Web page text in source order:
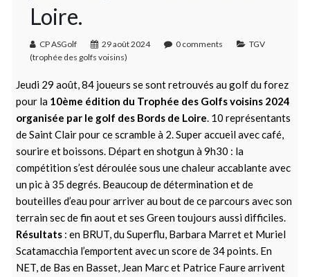
Loire.
CP ASGolf 29 août 2024 0 comments
TGV
(trophée des golfs voisins)
Jeudi 29 août, 84 joueurs se sont retrouvés au golf du forez
pour la10ème édition du Trophée des Golfs voisins 2024
organisée par le golf des Bords de Loire. 10 représentants
de Saint Clair pour ce scramble à 2. Super accueil avec café,
sourire et boissons. Départ en shotgun à 9h30 : la
compétition s’est déroulée sous une chaleur accablante avec
un pic à 35 degrés. Beaucoup de détermination et de
bouteilles d’eau pour arriver au bout de ce parcours avec son
terrain sec de fin aout et ses Green toujours aussi difficiles.
Résultats: en BRUT, du Superflu, Barbara Marret et Muriel
Scatamacchia l’emportent avec un score de 34 points. En
NET, de Bas en Basset, Jean Marc et Patrice Faure arrivent